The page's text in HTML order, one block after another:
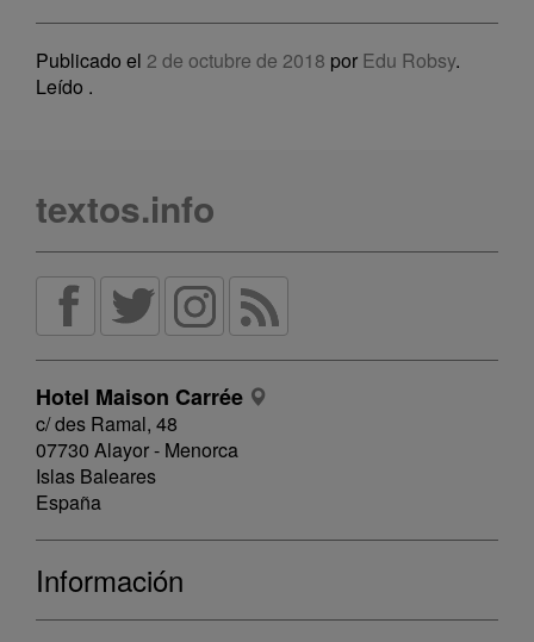
Publicado el 2 de octubre de 2018 por Edu Robsy.
Leído .
textos.info
Hotel Maison Carrée
c/ des Ramal, 48
07730 Alayor - Menorca
Islas Baleares
España
Información